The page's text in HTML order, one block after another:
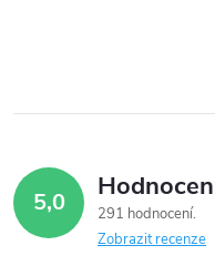
5,0
291 hodnocení
Zobrazit recenze